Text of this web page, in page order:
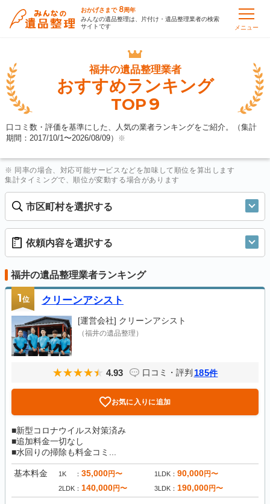
おかげさまで 8周年
みんなの遺品整理は、片付け・遺品整理業者の検索
サイトです
メニュー
福井の遺品整理業者
おすすめランキング
TOP9
口コミ数・評価を基準にした、人気の業者ランキングをご紹介。（集計
期間：2017/10/1〜2026/08/09） ※
※ 同率の場合、対応可能サービスなどを加味して順位を算出します
集計タイミングで、順位が変動する場合があります
市区町村を選択する
依頼内容を選択する
福井の遺品整理業者ランキング
1位 クリーンアシスト
[運営会社] クリーンアシスト
（福井の遺品整理）
4.93 口コミ・評判 185件
お気に入りに追加
■新型コロナウイルス対策済み
■追加料金一切なし
■水回りの掃除も料金コミ...
基本料金 1K 35,000円〜 1LDK 90,000円〜
2LDK 140,000円〜 3LDK 190,000円〜